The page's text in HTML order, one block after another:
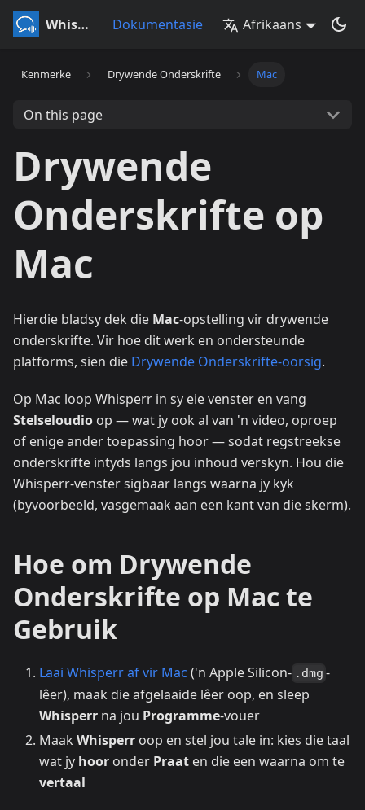
Whisperr Dokumentasie Afrikaans
Kenmerke Drywende Onderskrifte Mac
On this page
Drywende
Onderskrifte op
Mac
Hierdie bladsy dek die Mac-opstelling vir drywende
onderskrifte. Vir hoe dit werk en ondersteunde
platforms, sien die Drywende Onderskrifte-oorsig.
Op Mac loop Whisperr in sy eie venster en vang
Stelseloudio op — wat jy ook al van 'n video, oproep
of enige ander toepassing hoor — sodat regstreekse
onderskrifte intyds langs jou inhoud verskyn. Hou die
Whisperr-venster sigbaar langs waarna jy kyk
(byvoorbeeld, vasgemaak aan een kant van die skerm).
Hoe om Drywende
Onderskrifte op Mac te
Gebruik
Laai Whisperr af vir Mac ('n Apple Silicon- .dmg -
lêer), maak die afgelaaide lêer oop, en sleep
Whisperr na jou Programme-vouer
Maak Whisperr oop en stel jou tale in: kies die taal
wat jy hoor onder Praat en die een waarna om te
vertaal